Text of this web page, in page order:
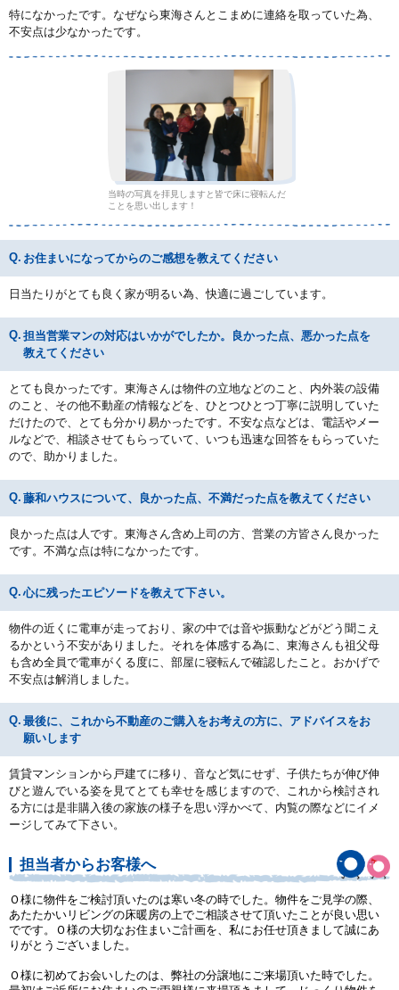
特になかったです。なぜなら東海さんとこまめに連絡を取っていた為、
不安点は少なかったです。
当時の写真を拝見しますと皆で床に寝転んだ
ことを思い出します！
お住まいになってからのご感想を教えてください
日当たりがとても良く家が明るい為、快適に過ごしています。
担当営業マンの対応はいかがでしたか。良かった点、悪かった点を
教えてください
とても良かったです。東海さんは物件の立地などのこと、内外装の設備
のこと、その他不動産の情報などを、ひとつひとつ丁寧に説明していた
だけたので、とても分かり易かったです。不安な点などは、電話やメー
ルなどで、相談させてもらっていて、いつも迅速な回答をもらっていた
ので、助かりました。
藤和ハウスについて、良かった点、不満だった点を教えてください
良かった点は人です。東海さん含め上司の方、営業の方皆さん良かった
です。不満な点は特になかったです。
心に残ったエピソードを教えて下さい。
物件の近くに電車が走っており、家の中では音や振動などがどう聞こえ
るかという不安がありました。それを体感する為に、東海さんも祖父母
も含め全員で電車がくる度に、部屋に寝転んで確認したこと。おかげで
不安点は解消しました。
最後に、これから不動産のご購入をお考えの方に、アドバイスをお
願いします
賃貸マンションから戸建てに移り、音など気にせず、子供たちが伸び伸
びと遊んでいる姿を見てとても幸せを感じますので、これから検討され
る方には是非購入後の家族の様子を思い浮かべて、内覧の際などにイメ
ージしてみて下さい。
担当者からお客様へ
Ｏ様に物件をご検討頂いたのは寒い冬の時でした。物件をご見学の際、
あたたかいリビングの床暖房の上でご相談させて頂いたことが良い思い
でです。Ｏ様の大切なお住まいご計画を、私にお任せ頂きまして誠にあ
りがとうございました。
Ｏ様に初めてお会いしたのは、弊社の分譲地にご来場頂いた時でした。